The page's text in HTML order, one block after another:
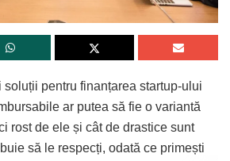
soluții pentru finanțarea startup-ului
ar putea să fie o variantă
rost de ele și cât de drastice sunt
să le respecți, odată ce primești